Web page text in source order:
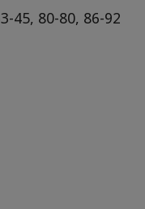
45, 80-80, 86-92